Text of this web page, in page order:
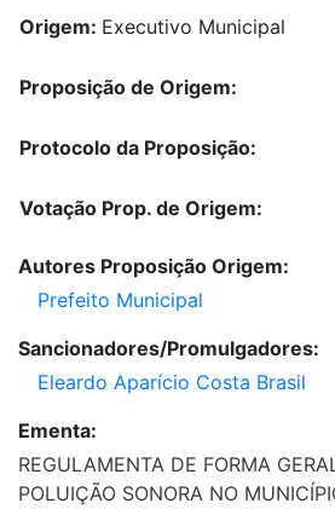
Origem: Executivo Municipal
Proposição de Origem:
Protocolo da Proposição:
Votação Prop. de Origem:
Autores Proposição Origem:
Prefeito Municipal
Sancionadores/Promulgadores:
Eleardo Aparício Costa Brasil
Ementa:
REGULAMENTA DE FORMA
POLUIÇÃO SONORA NO